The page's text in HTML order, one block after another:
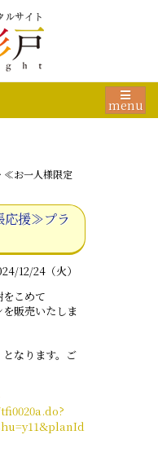
menu
≪お一人様限定
援≫プラ
12/24（火）
こめて
販売いたしま
なります。ご